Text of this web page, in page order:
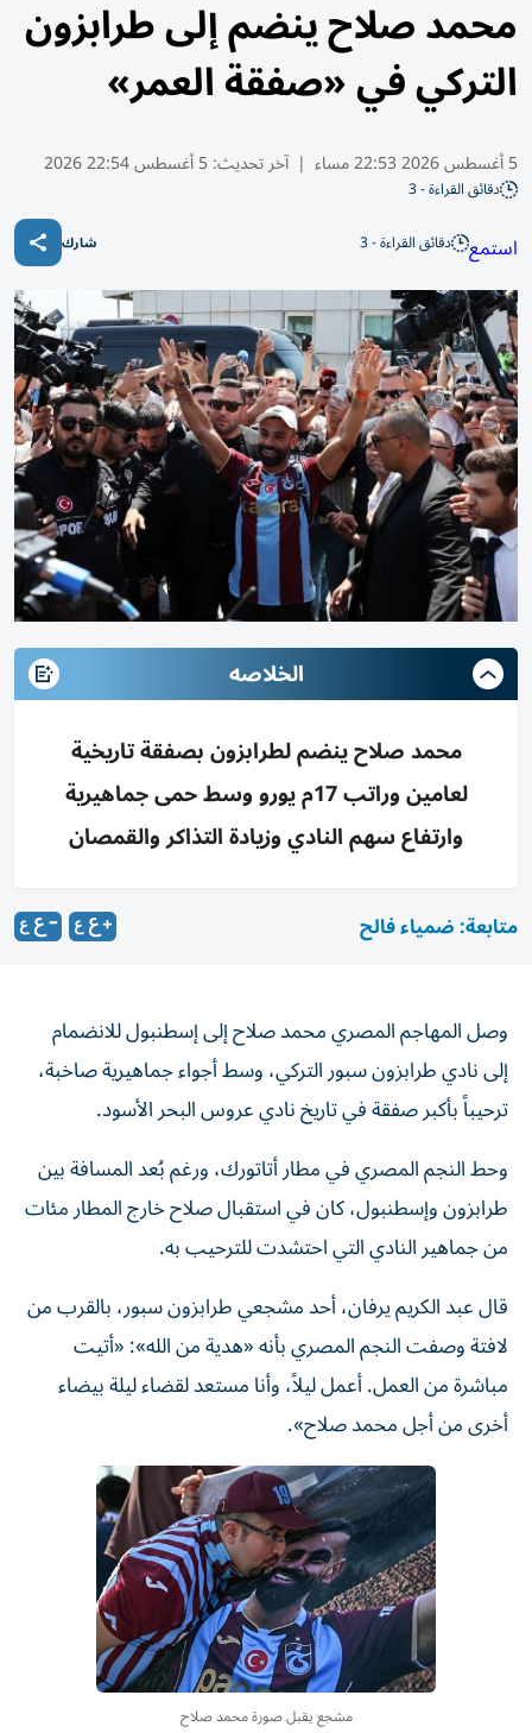
محمد صلاح ينضم إلى طرابزون
التركي في «صفقة العمر»
5 أغسطس 2026 22:53 مساء | آخر تحديث:5 أغسطس 22:54 2026
دقائق القراءة - 3
استمع دقائق القراءة - 3 شارك
الخلاصه
محمد صلاح ينضم لطرابزون بصفقة تاريخية
لعامين وراتب 17م يورو وسط حمى جماهيرية
وارتفاع سهم النادي وزيادة التذاكر والقمصان
متابعة: ضمياء فالح
إلى نادي طرابزون سبور التركي، وسط أجواء جماهيرية صاخبة،
ترحيباً بأكبر صفقة في تاريخ نادي عروس البحر الأسود.
وحط النجم المصري في مطار أتاتورك، ورغم بُعد المسافة بين
طرابزون وإسطنبول، كان في استقبال صلاح خارج المطار مئات
من جماهير النادي التي احتشدت للترحيب به.
قال عبد الكريم يرفان، أحد مشجعي طرابزون سبور، بالقرب من
لافتة وصفت النجم المصري بأنه «هدية من الله»: «أتيت
مباشرة من العمل. أعمل ليلاً، وأنا مستعد لقضاء ليلة بيضاء
أخرى من أجل محمد صلاح».
مشجع يقبل صورة محمد صلاح